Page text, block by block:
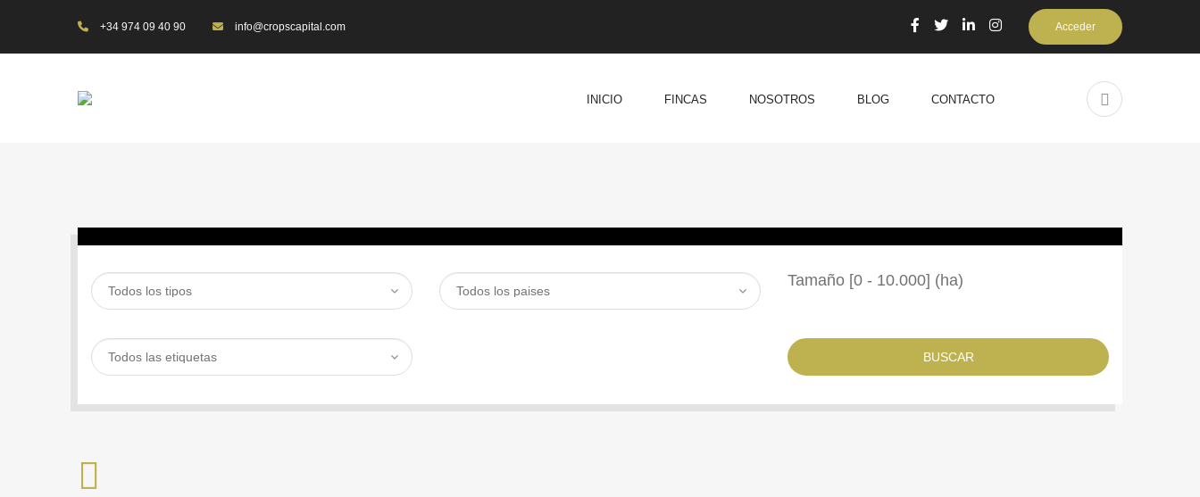
+34 974 09 40 90 info@cropscapital.com Acceder
INICIO FINCAS NOSOTROS BLOG CONTACTO
Tamaño [0 - 10.000] (ha)
BUSCAR